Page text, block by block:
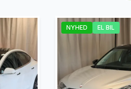
NYHED EL BIL